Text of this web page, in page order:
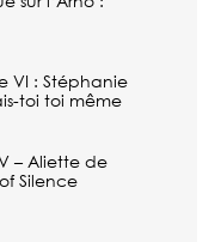
VI : Stéphanie
toi toi même
– Aliette de
Silence